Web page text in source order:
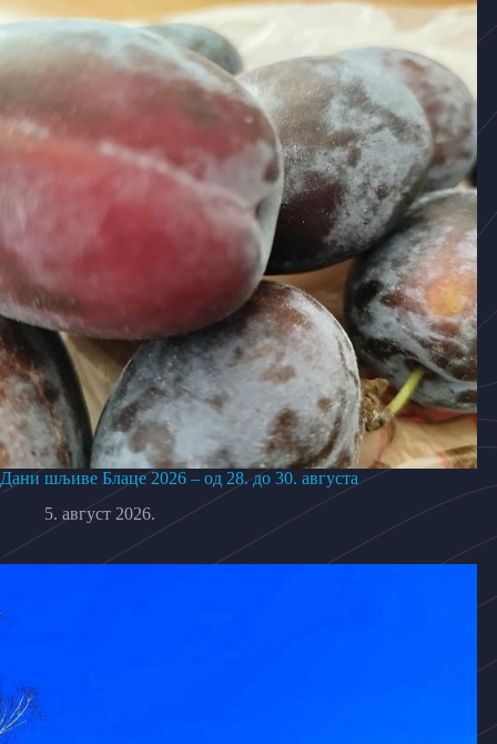
Дани шљиве Блаце 2026 – од 28. до 30. августа
5. август 2026.